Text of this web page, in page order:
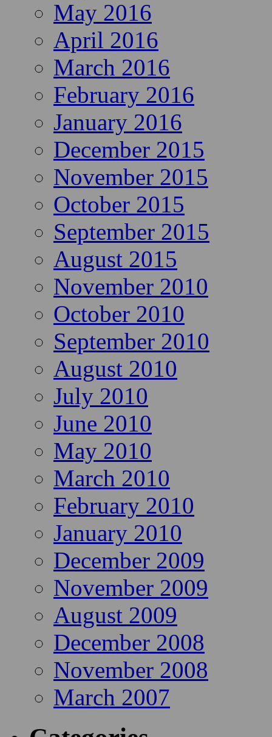
May 2016
April 2016
March 2016
February 2016
January 2016
December 2015
November 2015
October 2015
September 2015
August 2015
November 2010
October 2010
September 2010
August 2010
July 2010
June 2010
May 2010
March 2010
February 2010
January 2010
December 2009
November 2009
August 2009
December 2008
November 2008
March 2007